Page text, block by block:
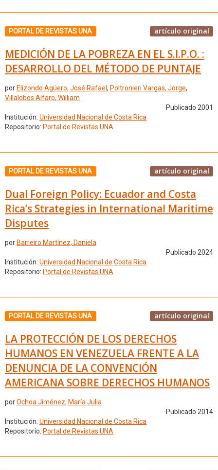
PORTAL DE REVISTAS UNA artículo original
MEDICIÓN DE LA POBREZA EN EL S.I.P.O. :
DESARROLLO DEL MÉTODO DE PUNTAJE
por Elizondo Agüero, José Rafael , Poltronieri Vargas, Jorge,
Villalobos Alfaro, William
Publicado 2001
Institución: Universidad Nacional de Costa Rica
Repositorio: Portal de Revistas UNA
PORTAL DE REVISTAS UNA artículo original
Dual Foreign Policy: Ecuador and Costa
Rica’s Strategies in International Maritime
Disputes
por Barreiro Martínez, Daniela
Publicado 2024
Institución: Universidad Nacional de Costa Rica
Repositorio: Portal de Revistas UNA
PORTAL DE REVISTAS UNA artículo original
LA PROTECCIÓN DE LOS DERECHOS
HUMANOS EN VENEZUELA FRENTE A LA
DENUNCIA DE LA CONVENCIÓN
AMERICANA SOBRE DERECHOS HUMANOS
porOchoa Jiménez, María Julia
Publicado 2014
Institución: Universidad Nacional de Costa Rica
Repositorio: Portal de Revistas UNA